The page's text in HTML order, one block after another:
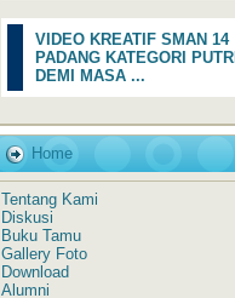
VIDEO KREATIF SMAN 14
PADANG KATEGORI PUTRI
DEMI MASA ...
Home
Tentang Kami
Diskusi
Buku Tamu
Gallery Foto
Download
Alumni